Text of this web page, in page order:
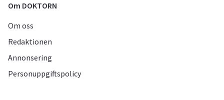
Om DOKTORN
Om oss
Redaktionen
Annonsering
Personuppgiftspolicy